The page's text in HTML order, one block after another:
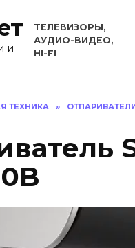
и
ТЕЛЕВИЗОРЫ,
АУДИО-ВИДЕО,
HI-FI
ТЕХНИКА »